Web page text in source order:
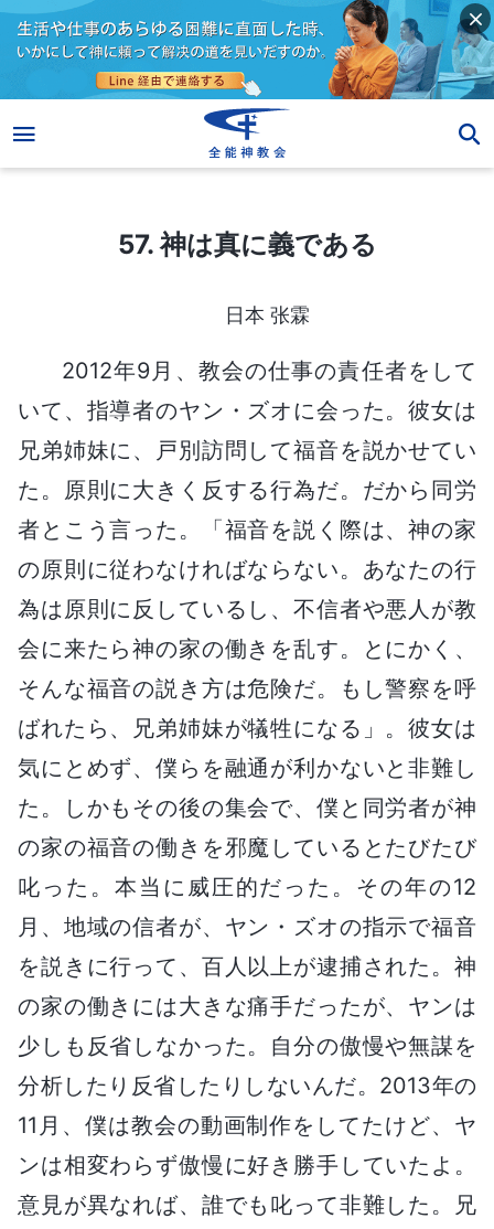
57. 神は真に義である
日本 张霖
2012年9月、教会の仕事の責任者をして
いて、指導者のヤン・ズオに会った。彼女は
兄弟姉妹に、戸別訪問して福音を説かせてい
た。原則に大きく反する行為だ。だから同労
者とこう言った。「福音を説く際は、神の家
の原則に従わなければならない。あなたの行
為は原則に反しているし、不信者や悪人が教
会に来たら神の家の働きを乱す。とにかく、
そんな福音の説き方は危険だ。もし警察を呼
ばれたら、兄弟姉妹が犠牲になる」。彼女は
気にとめず、僕らを融通が利かないと非難し
た。しかもその後の集会で、僕と同労者が神
の家の福音の働きを邪魔しているとたびたび
叱った。本当に威圧的だった。その年の12
月、地域の信者が、ヤン・ズオの指示で福音
を説きに行って、百人以上が逮捕された。神
の家の働きには大きな痛手だったが、ヤンは
少しも反省しなかった。自分の傲慢や無謀を
分析したり反省したりしないんだ。2013年の
11月、僕は教会の動画制作をしてたけど、ヤ
ンは相変わらず傲慢に好き勝手していたよ。
意見が異なれば、誰でも叱って非難した。兄